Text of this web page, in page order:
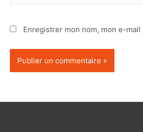
Enregistrer mon nom, mon e-